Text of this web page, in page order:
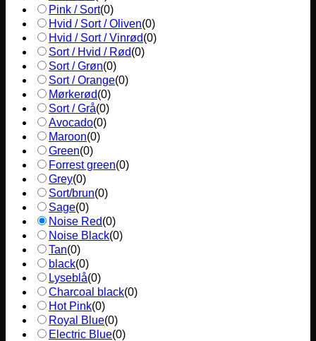
Pink / Sort(0)
Hvid / Sort / Oliven(0)
Hvid / Sort / Vinrød(0)
Sort / Hvid / Rød(0)
Sort / Grøn(0)
Sort / Orange(0)
Mørkerød(0)
Sort / Grå(0)
Avocado(0)
Maroon(0)
Green(0)
Forrest green(0)
Grey(0)
Sort/brun(0)
Sage(0)
Noise Red(0)
Noise Black(0)
Tan(0)
black(0)
Lyseblå(0)
Charcoal black(0)
Hot Pink(0)
Royal Blue(0)
Electric Blue(0)